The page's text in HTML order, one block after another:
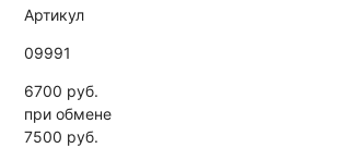
Артикул
09991
6700 руб.
при обмене
7500 руб.